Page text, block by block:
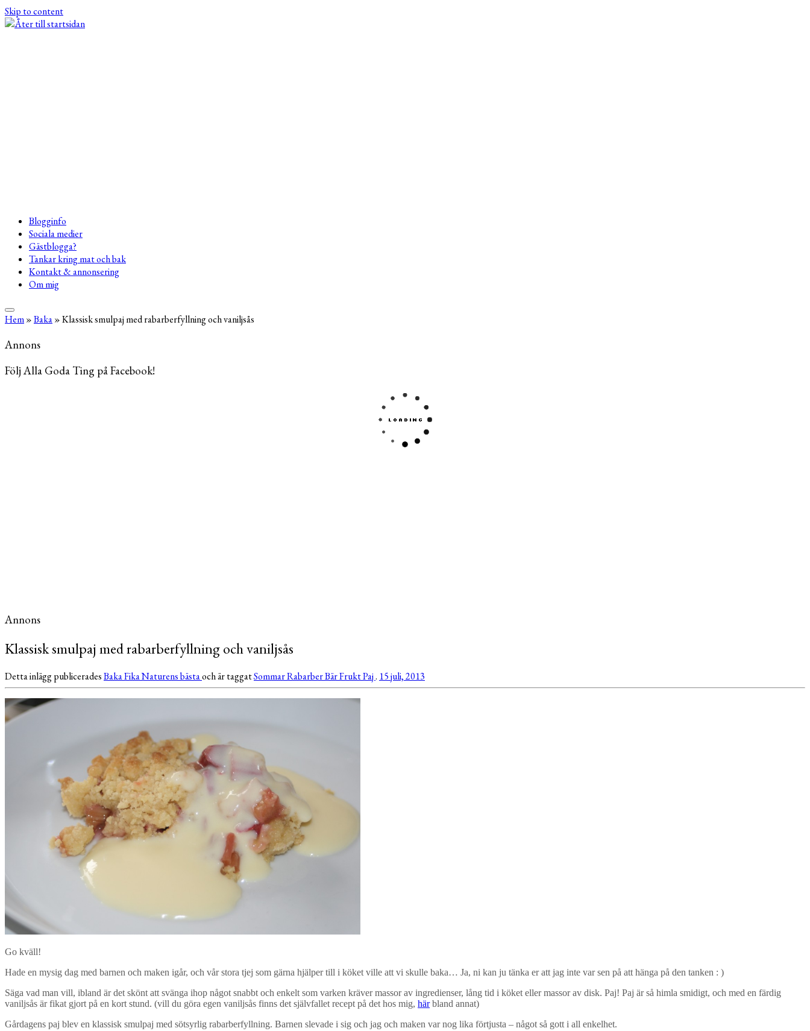
Skip to content
Blogginfo
Sociala medier
Gästblogga?
Tankar kring mat och bak
Kontakt & annonsering
Om mig
Hem»Baka»Klassisk smulpaj med rabarberfyllning och vaniljsås
Annons
Följ Alla Goda Ting på Facebook!
Annons
Klassisk smulpaj med rabarberfyllning och vaniljsås
Detta inlägg publiceradesBakaFikaNaturens bästaoch är taggatSommarRabarberBärFruktPaj. 15 juli, 2013
Go kväll!
Hade en mysig dag med barnen och maken igår, och vår stora tjej som gärna hjälper till i köket ville att vi skulle baka… Ja, ni kan ju tänka er att jag inte var sen på att hänga på den tanken : )
Säga vad man vill, ibland är det skönt att svänga ihop något snabbt och enkelt som varken kräver massor av ingredienser, lång tid i köket eller massor av disk. Paj! Paj är så himla smidigt, och med en färdig
vaniljsås är fikat gjort på en kort stund. (vill du göra egen vaniljsås finns det självfallet recept på det hos mig, härbland annat)
Gårdagens paj blev en klassisk smulpaj med sötsyrlig rabarberfyllning. Barnen slevade i sig och jag och maken var nog lika förtjusta – något så gott i all enkelhet.